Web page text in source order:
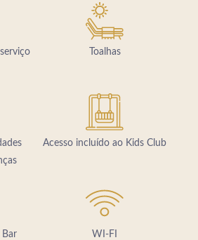
Toalhas
Acesso incluído ao Kids Club
Bar
WI-FI